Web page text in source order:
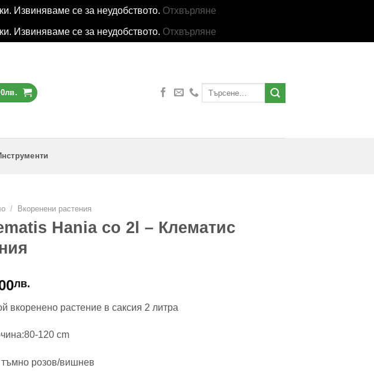
Извиняваме се за неудобството. Отхвърляне
Извиняваме се за неудобството. Отхвърляне
лв.
/ Вкоренени растения
Hania co 2l – Клематис
лв.
вкоренено растение в саксия 2 литра
120 cm
тъмно розов/вишнев